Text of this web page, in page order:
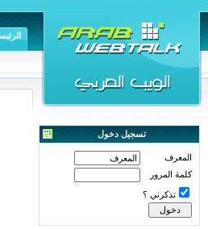
تسجيل دخول
المعرف
كلمة المرور
تذكرني ؟